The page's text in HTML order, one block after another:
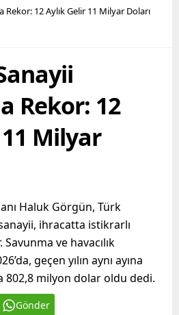
12 Aylık Gelir 11 Milyar Doları
Rekor: 12
Milyar
Haluk Görgün, Türk
ihracatta istikrarlı
ve havacılık
geçen yılın aynı ayına
802,8 milyon dolar oldu dedi.
Gönder